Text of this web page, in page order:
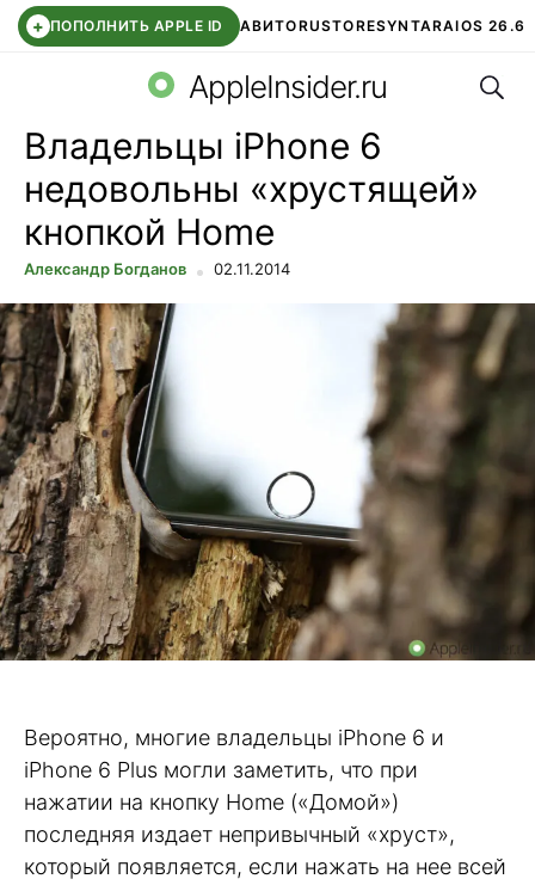
+ ПОПОЛНИТЬ APPLE ID АВИТОRUSTORESYNTARAIOS 26.6
СБЕР КИДС ЧАТ ROBLOXВТБ ОНЛАЙН
AppleInsider.ru
Владельцы iPhone 6
недовольны «хрустящей»
кнопкой Home
Александр Богданов 02.11.2014
Вероятно, многие владельцы iPhone 6 и
iPhone 6 Plus могли заметить, что при
нажатии на кнопку Home («Домой»)
последняя издает непривычный «хруст»,
который появляется, если нажать на нее всей